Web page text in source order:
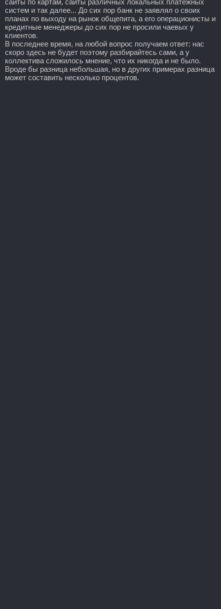
систем и так далее... До сих пор банк не заявлял о своих
планах по выходу на рынок общепита, а его операционисты и
кредитные менеджеры до сих пор не просили чаевых у
клиентов.
В последнее время, на любой вопрос получаем ответ: нас
скоро здесь не будет поэтому разбирайтесь сами, а у
коллектива сложилось мнение, что их никогда и не было.
Вроде бы разница небольшая, но в других примерах разница
может составить несколько процентов.